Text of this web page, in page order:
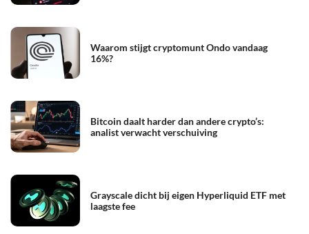
Waarom stijgt cryptomunt Ondo vandaag
16%?
Bitcoin daalt harder dan andere crypto’s:
analist verwacht verschuiving
Grayscale dicht bij eigen Hyperliquid ETF met
laagste fee